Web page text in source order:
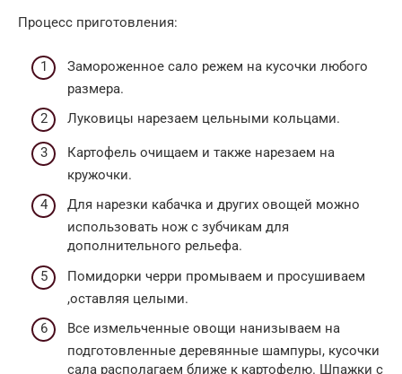
Процесс приготовления:
Замороженное сало режем на кусочки любого
размера.
Луковицы нарезаем цельными кольцами.
Картофель очищаем и также нарезаем на
кружочки.
Для нарезки кабачка и других овощей можно
использовать нож с зубчикам для
дополнительного рельефа.
Помидорки черри промываем и просушиваем
,оставляя целыми.
Все измельченные овощи нанизываем на
подготовленные деревянные шампуры, кусочки
сала располагаем ближе к картофелю. Шпажки с